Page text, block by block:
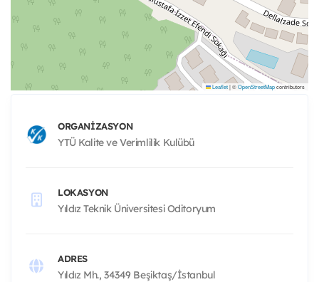
Leaflet|©OpenStreetMapcontributors
ORGANIZASYON
YTÜ Kalite ve Verimlilik Kulübü
LOKASYON
Yıldız Teknik Üniversitesi Oditoryum
ADRES
Yıldız Mh., 34349 Beşiktaş/İstanbul